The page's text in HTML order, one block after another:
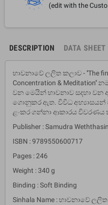
(edit with the
DESCRIPTION DATA SHEET
භාවනාවේ ලලිත කලාව - ''The
Concentration &
වන මෙයින් භාවනාව සදහා
ගොනුකර ඇත. විවිධ අභ්‍යාසයන්
ළංකර ගන්නා ආකාරය විවරණය
Publisher : Samudra
ISBN : 9789550600717
Pages : 246
Weight : 340 g
Binding : Soft Binding
Sinhala Name : භාවනාවේ